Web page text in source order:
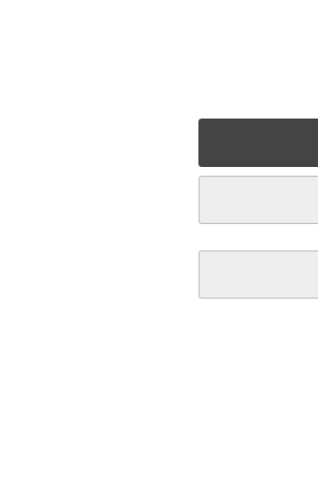
Vicco
Küchenschränke Fame-Line aus